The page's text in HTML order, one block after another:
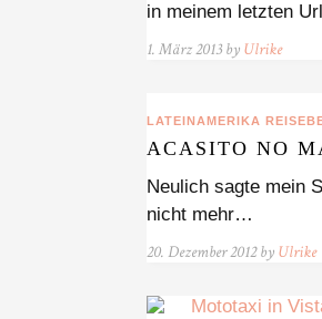
in meinem letzten
1. März 2013 by Ulrike
LATEINAMERIKA
ACASITO NO
Neulich sagte mein
nicht mehr…
20. Dezember 2012 by Ulrike